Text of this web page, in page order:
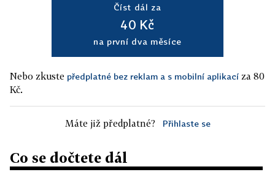
Číst dál za
40 Kč
na první dva měsíce
Nebo zkuste předplatné bez reklam a s mobilní aplikací za 80
Kč.
Máte již předplatné? Přihlaste se
Co se dočtete dál